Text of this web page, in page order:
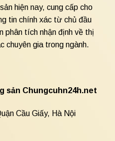
hiện nay, cung cấp cho
tin chính xác từ chủ đầu
phân tích nhận định về thị
chuyên gia trong ngành.
sản Chungcuhn24h.net
Cầu Giấy, Hà Nội